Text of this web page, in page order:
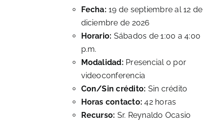
Fecha:19 de septiembre al 12 de
diciembre de 2026
Horario: Sábados de 1:00 a 4:00
p.m.
Modalidad: Presencial o por
videoconferencia
Con/Sin crédito: Sin crédito
Horas contacto: 42 horas
Recurso: Sr. Reynaldo Ocasio